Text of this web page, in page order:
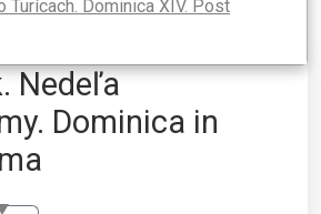
Nedeľa
Dominica in